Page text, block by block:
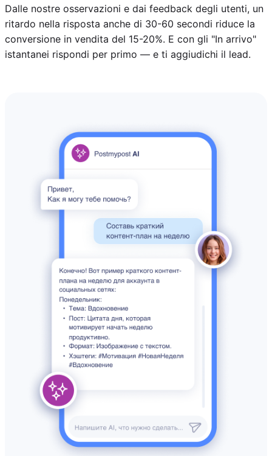
Dalle nostre osservazioni e dai feedback degli utenti, un
ritardo nella risposta anche di 30-60 secondi riduce la
conversione in vendita del 15-20%. E con gli "In arrivo"
istantanei rispondi per primo — e ti aggiudichi il lead.